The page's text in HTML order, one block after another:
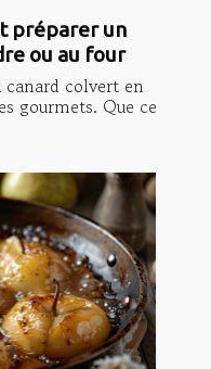
préparer un
ou au four
canard colvert en
gourmets. Que ce